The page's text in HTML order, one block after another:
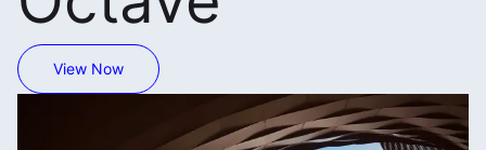
View Now